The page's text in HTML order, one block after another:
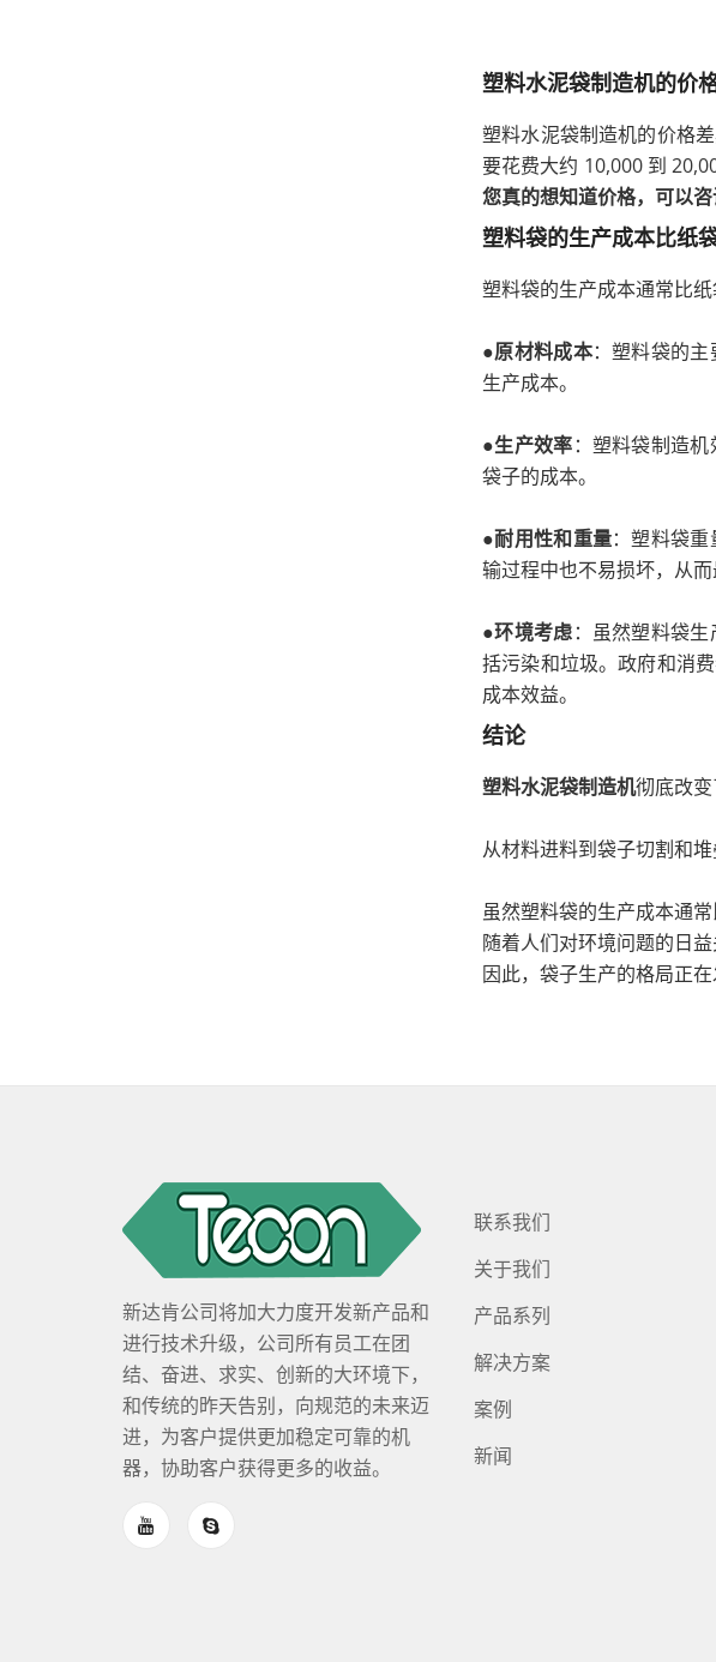
塑料水泥袋制造机的价
塑料水泥袋制造机的价格
要花费大约 10,000 到
您真的想知道价格，可以咨
塑料袋的生产成本比纸
塑料袋的生产成本通常比
●原材料成本：塑料袋的
生产成本。
●生产效率：塑料袋制造
袋子的成本。
●耐用性和重量：塑料袋
输过程中也不易损坏，从
●环境考虑：虽然塑料袋
括污染和垃圾。政府和消
成本效益。
结论
塑料水泥袋制造机彻底改
从材料进料到袋子切割和
虽然塑料袋的生产成本通
随着人们对环境问题的日
因此，袋子生产的格局正
新达肯公司将加大力度开发新产品和
进行技术升级，公司所有员工在团
结、奋进、求实、创新的大环境下，
和传统的昨天告别，向规范的未来迈
进，为客户提供更加稳定可靠的机
器，协助客户获得更多的收益。
联系我们
关于我们
产品系列
解决方案
案例
新闻